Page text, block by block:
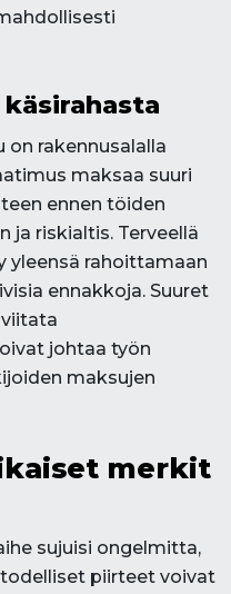
on rakennusalalla
maksaa suuri
ennen töiden
ja riskialtis. Terveellä
yleensä rahoittamaan
ennakkoja. Suuret
johtaa työn
maksujen
merkit
sujuisi ongelmitta,
piirteet voivat